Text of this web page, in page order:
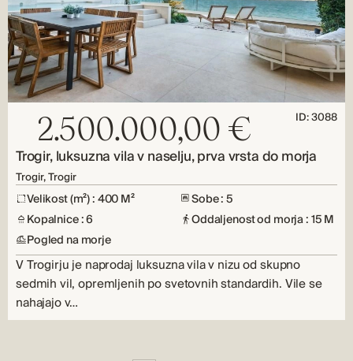
2.500.000,00 € ID: 3088
Trogir, luksuzna vila v naselju, prva vrsta do morja
Trogir, Trogir
Velikost (m²) : 400 M²
Sobe : 5
Kopalnice : 6
Oddaljenost od morja : 15 M
Pogled na morje
V Trogirju je naprodaj luksuzna vila v nizu od skupno
sedmih vil, opremljenih po svetovnih standardih. Vile se
nahajajo v…